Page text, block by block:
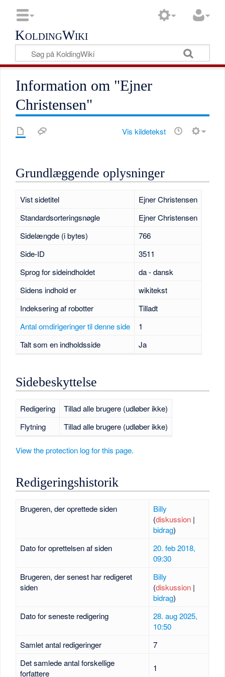
KoldingWiki
Information om "Ejner
Christensen"
Vis kildetekst
Grundlæggende oplysninger
Vist sidetitel
Ejner Christensen
Standardsorteringsnøgle
Ejner Christensen
Sidelængde (i bytes)
766
Side-ID
3511
Sprog for sideindholdet
da - dansk
Sidens indhold er
wikitekst
Indeksering af robotter
Tilladt
Antal omdirigeringer til denne side
1
Talt som en indholdsside
Ja
Sidebeskyttelse
Redigering
Tillad alle brugere (udløber ikke)
Flytning
Tillad alle brugere (udløber ikke)
View the protection log for this page.
Redigeringshistorik
Brugeren, der oprettede siden
Billy
(diskussion|
bidrag)
Dato for oprettelsen af siden
20. feb 2018,
09:30
Brugeren, der senest har redigeret
siden
Billy
(diskussion|
bidrag)
Dato for seneste redigering
28. aug 2025,
10:50
Samlet antal redigeringer
7
Det samlede antal forskellige
forfattere
1